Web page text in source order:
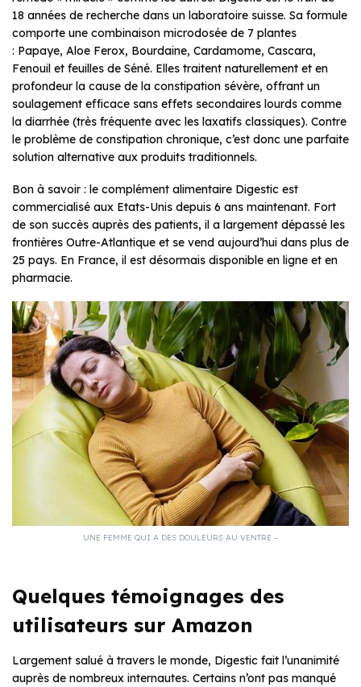
18 années de recherche dans un laboratoire suisse. Sa formule
comporte une combinaison microdosée de 7 plantes
: Papaye, Aloe Ferox, Bourdaine, Cardamome, Cascara,
Fenouil et feuilles de Séné. Elles traitent naturellement et en
profondeur la cause de la constipation sévère, offrant un
soulagement efficace sans effets secondaires lourds comme
la diarrhée (très fréquente avec les laxatifs classiques). Contre
le problème de constipation chronique, c’est donc une parfaite
solution alternative aux produits traditionnels.
Bon à savoir : le complément alimentaire Digestic est
commercialisé aux Etats-Unis depuis 6 ans maintenant. Fort
de son succès auprès des patients, il a largement dépassé les
frontières Outre-Atlantique et se vend aujourd’hui dans plus de
25 pays. En France, il est désormais disponible en ligne et en
pharmacie.
UNE FEMME QUI A DES DOULEURS AU VENTRE –
Quelques témoignages des
utilisateurs sur Amazon
Largement salué à travers le monde, Digestic fait l’unanimité
auprès de nombreux internautes. Certains n’ont pas manqué